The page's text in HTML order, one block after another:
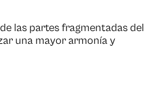
las partes fragmentadas del
una mayor armonía y